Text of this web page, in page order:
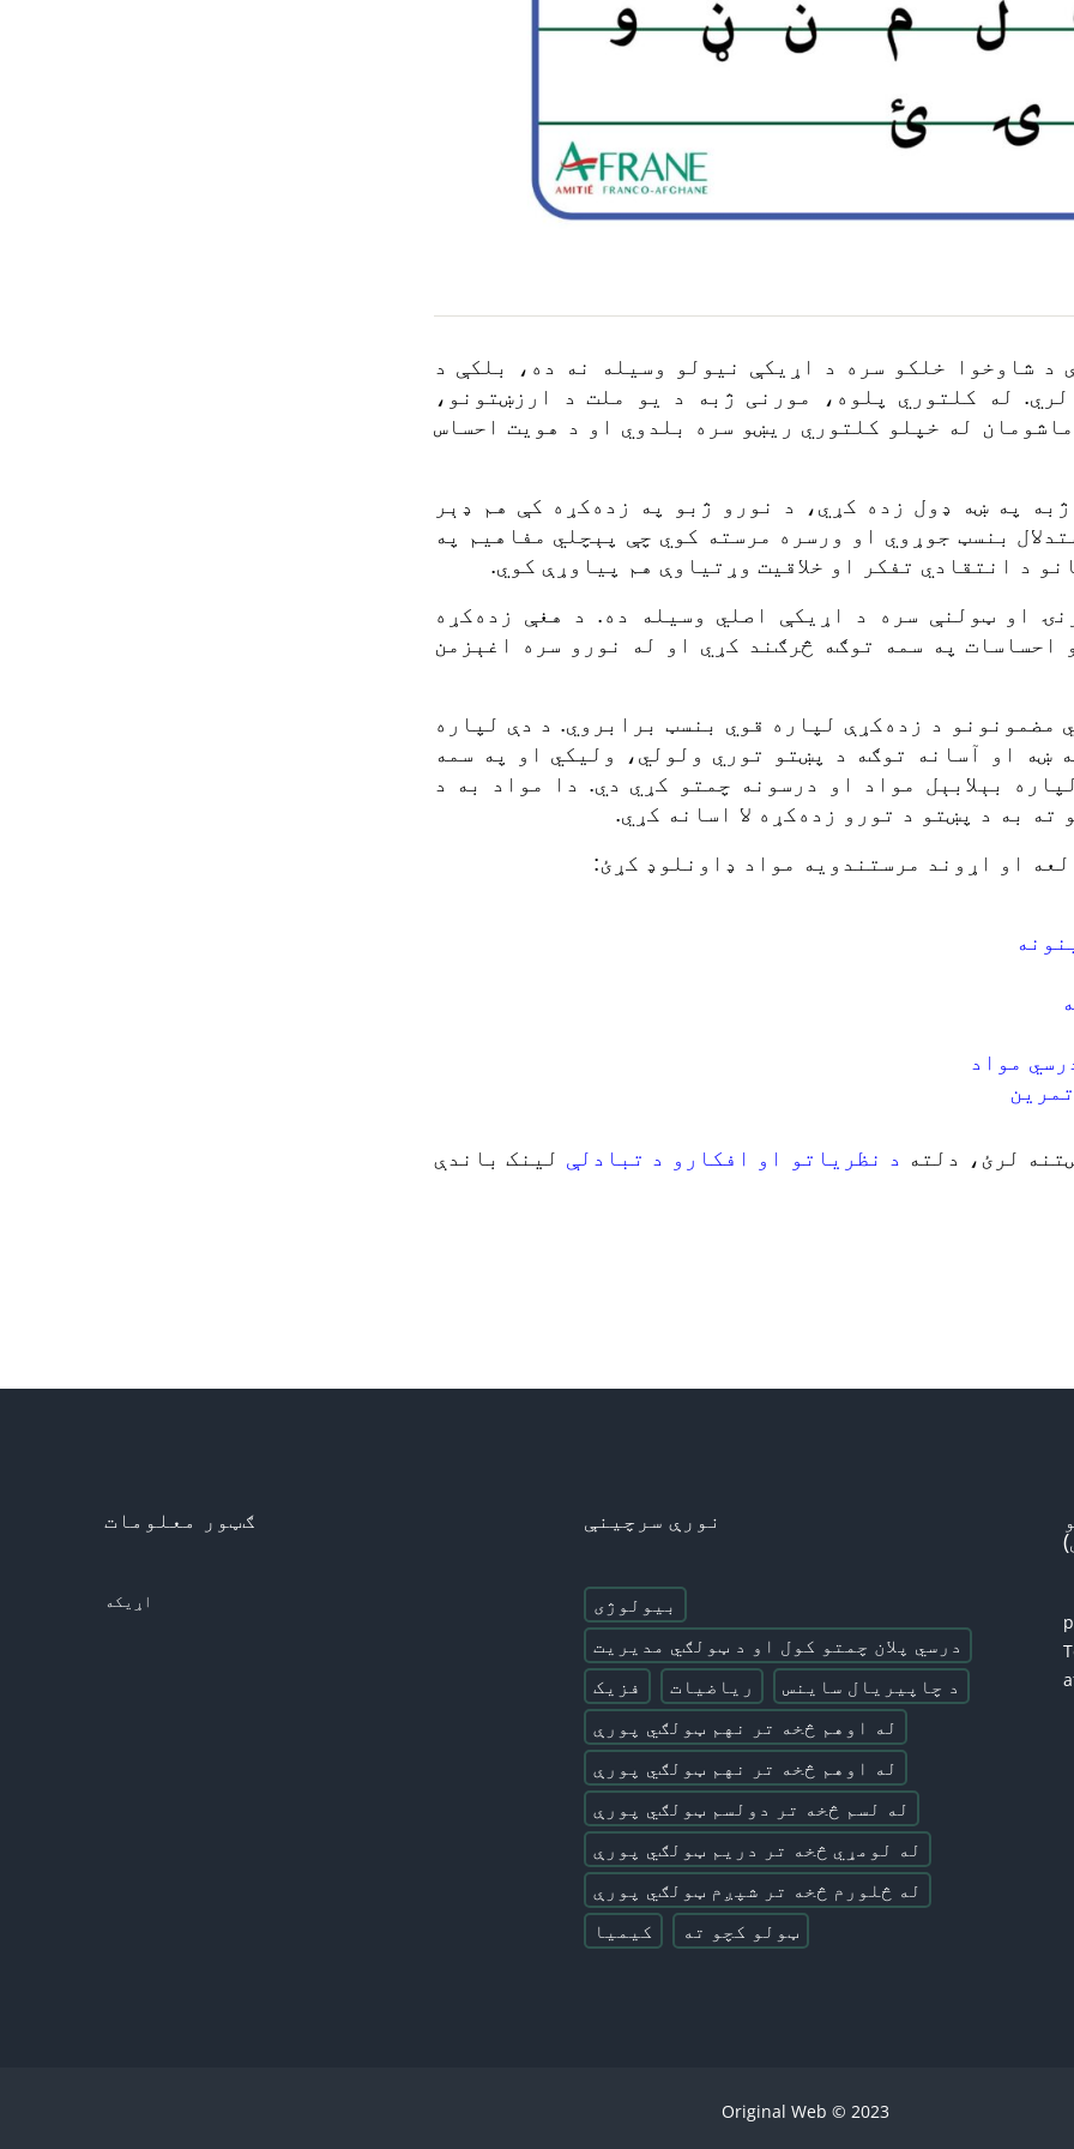
د شاوخوا خلکو سره د اړیکې نیولو وسیله نه ده، بلکې د
له کلتوري پلوه، مورنی ژبه د یو ملت د ارزښتونو،
له خپلو کلتوري ریښو سره بلدوي او د هویت احساس
په ښه ډول زده کړي، د نورو ژبو په زده‌کړه کې هم ډېر
بنسټ جوړوي او ورسره مرسته کوي چې پېچلي مفاهیم په
د انتقادي تفکر او خلاقیت وړتیاوې هم پیاوړې کوي.
او ټولنې سره د اړیکې اصلي وسیله ده. د هغې زده‌کړه
په سمه توګه څرګند کړي او له نورو سره اغېزمن
مضمونونو د زده‌کړې لپاره قوي بنسټ برابروي. د دې لپاره
ښه او آسانه توګه د پښتو توري ولولي، ولیکي او په سمه
بېلابېل مواد او درسونه چمتو کړي دي. دا مواد به د
به د پښتو د تورو زده‌کړه لا اسانه کړي.
او اړوند مرستندویه مواد ډاونلوډ کړئ:
مواد
لرئ، دلته د نظریاتو او افکارو د تبادلې لینک باندې
نورې سرچینې
بیولوژی
درسي پلان چمتو کول او د ټولګي مدیریت
د چاپیریال ساینس
ریاضیات
فزیک
له اوهم څخه تر نهم ټولګي پورې
له اوهم څخه تر نهم ټولګي پورې
له لسم څخه تر دولسم ټولګي پورې
له لومړي څخه تر دریم ټولګي پورې
له څلورم څخه تر شپږم ټولګي پورې
ټولو کچو ته
کیمیا
ګټور معلومات
اړیکه
2023 © Original Web